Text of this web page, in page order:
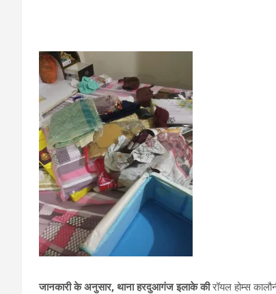
जानकारी के अनुसार, थाना हरदुआगंज इलाके कीरॉयल होम्स